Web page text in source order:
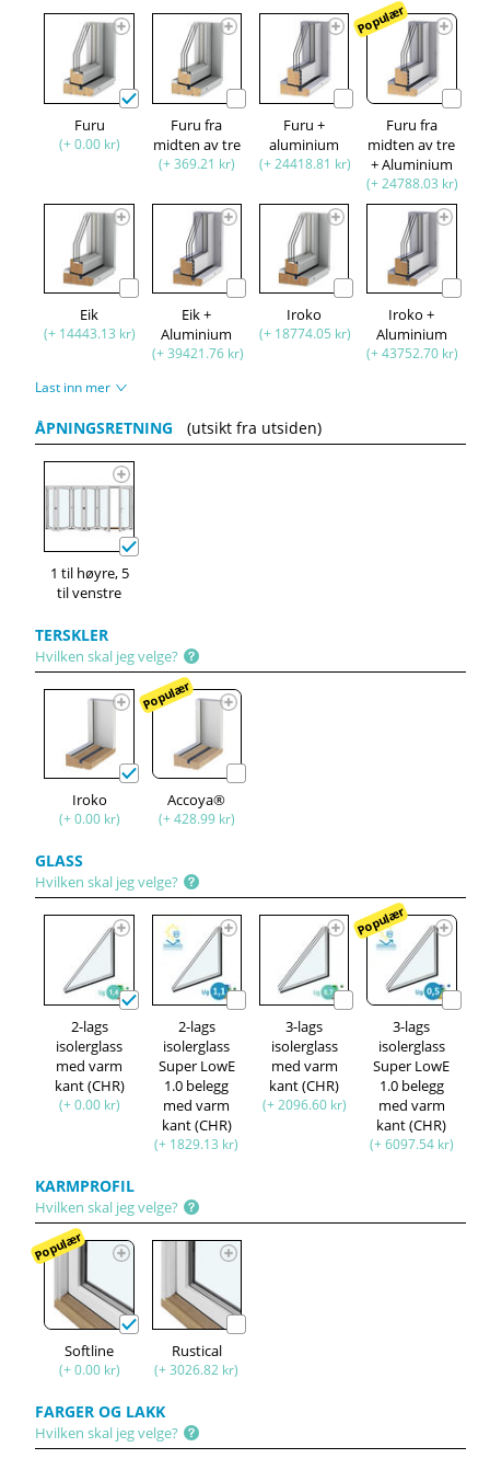
Furu
(+ 0.00 kr)
Furu fra
midten av tre
(+ 369.21 kr)
Furu +
aluminium
(+ 24418.81 kr)
Populær
Furu fra
midten av tre
+ Aluminium
(+ 24788.03 kr)
Eik
(+ 14443.13 kr)
Eik +
Aluminium
(+ 39421.76 kr)
Iroko
(+ 18774.05 kr)
Iroko +
Aluminium
(+ 43752.70 kr)
Last inn mer
ÅPNINGSRETNING (utsikt fra utsiden)
1 til høyre, 5
til venstre
TERSKLER
Hvilken skal jeg velge?
Iroko
(+ 0.00 kr)
Populær
Accoya®
(+ 428.99 kr)
GLASS
Hvilken skal jeg velge?
2-lags
isolerglass
med varm
kant (CHR)
(+ 0.00 kr)
2-lags
isolerglass
Super LowE
1.0 belegg
med varm
kant (CHR)
(+ 1829.13 kr)
3-lags
isolerglass
med varm
kant (CHR)
(+ 2096.60 kr)
Populær
3-lags
isolerglass
Super LowE
1.0 belegg
med varm
kant (CHR)
(+ 6097.54 kr)
KARMPROFIL
Hvilken skal jeg velge?
Populær
Softline
(+ 0.00 kr)
Rustical
(+ 3026.82 kr)
FARGER OG LAKK
Hvilken skal jeg velge?